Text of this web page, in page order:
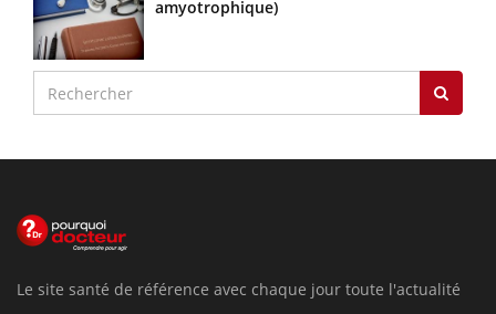
amyotrophique)
Le site santé de référence avec chaque jour toute l'actualité